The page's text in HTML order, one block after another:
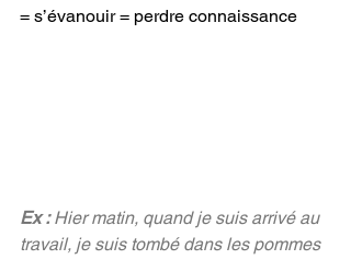
= s’évanouir = perdre connaissance
Ex : Hier matin, quand je suis arrivé au
travail, je suis tombé dans les pommes